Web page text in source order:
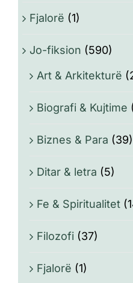
Fjalorë (1)
Jo-fiksion (590)
Art & Arkitekturë
Biografi & Kujtime
Biznes & Para (39)
Ditar & letra (5)
Fe & Spiritualitet
Filozofi (37)
Fjalorë (1)